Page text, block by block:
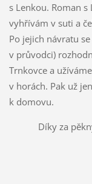
s Lenkou. Roman
vyhřívám v suti a
Po jejich návratu
v průvodci)
Trnkovce a
v horách. Pak už
k domovu.
Díky za